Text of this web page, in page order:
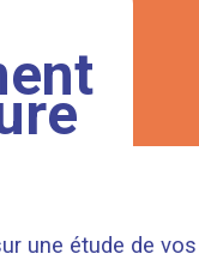
une étude de vos